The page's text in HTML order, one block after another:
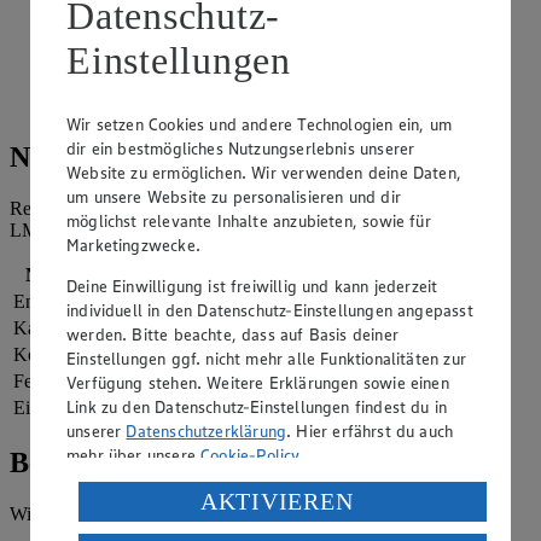
ebenfalls dazu geben. Mit Salz und Pfeffer würzen.
Blätter vom Romana-Salat abzupfen, waschen und auf 4
Teller verteilen. Ceviche auf den Blättern anrichten und mit
Nährwerte
Referenzmenge für einen durchschnittlichen Erwachsenen laut
LMIV (8.400 kJ/2.000 kcal).
Nährwerte
Energie
1.210 kj (14 %)
Kalorien
289 kcal (14 %)
Kohlenhydrate 8 g
Fett
20 g
Eiweiß
22 g
Bewertung
Wie hat es dir geschmeckt?
Datenschutz-
Einstellungen
Wir setzen Cookies und andere Technologien ein, um
dir ein bestmögliches Nutzungserlebnis unserer
Website zu ermöglichen. Wir verwenden deine Daten,
um unsere Website zu personalisieren und dir
möglichst relevante Inhalte anzubieten, sowie für
Marketingzwecke.
Deine Einwilligung ist freiwillig und kann jederzeit
individuell in den Datenschutz-Einstellungen angepasst
werden. Bitte beachte, dass auf Basis deiner
Einstellungen ggf. nicht mehr alle Funktionalitäten zur
Verfügung stehen. Weitere Erklärungen sowie einen
Link zu den Datenschutz-Einstellungen findest du in
unserer Datenschutzerklärung. Hier erfährst du auch
mehr über unsereCookie-Policy.
Verarbeitung deiner personenbezogenen Daten in den
USA durch Facebook und YouTube:
AKTIVIEREN